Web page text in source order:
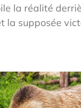
la réalité
la supposée